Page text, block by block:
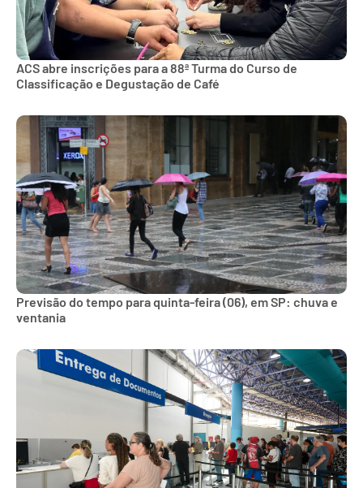
ACS abre inscrições para a 88ª Turma do Curso de
Classificação e Degustação de Café
Previsão do tempo para quinta-feira (06), em SP: chuva e
ventania